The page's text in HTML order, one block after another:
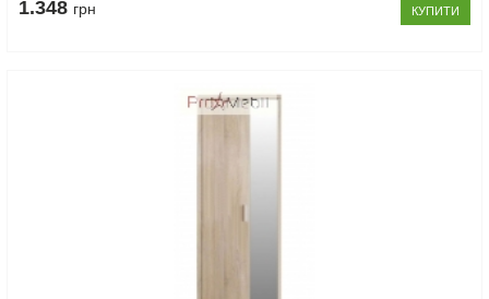
1.348 грн КУПИТИ